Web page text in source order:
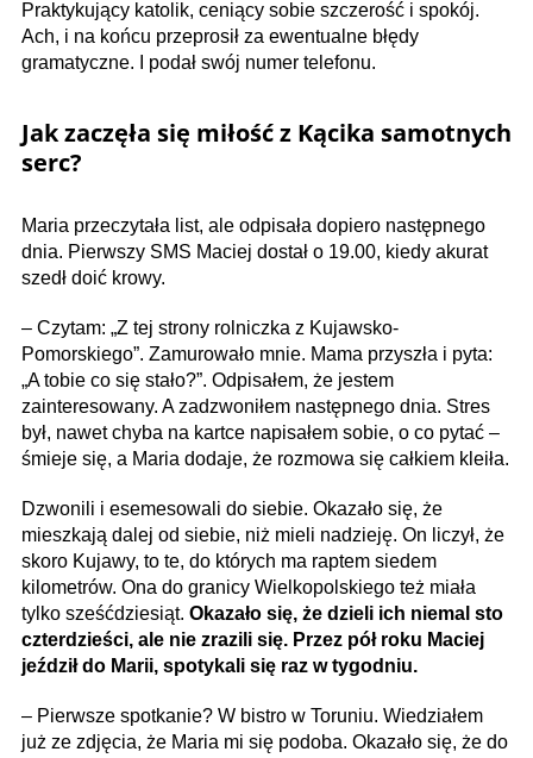
Praktykujący katolik, ceniący sobie szczerość i spokój.
Ach, i na końcu przeprosił za ewentualne błędy
gramatyczne. I podał swój numer telefonu.
Jak zaczęła się miłość z Kącika samotnych
serc?
Maria przeczytała list, ale odpisała dopiero następnego
dnia. Pierwszy SMS Maciej dostał o 19.00, kiedy akurat
szedł doić krowy.
– Czytam: „Z tej strony rolniczka z Kujawsko-
Pomorskiego”. Zamurowało mnie. Mama przyszła i pyta:
„A tobie co się stało?”. Odpisałem, że jestem
zainteresowany. A zadzwoniłem następnego dnia. Stres
był, nawet chyba na kartce napisałem sobie, o co pytać –
śmieje się, a Maria dodaje, że rozmowa się całkiem kleiła.
Dzwonili i esemesowali do siebie. Okazało się, że
mieszkają dalej od siebie, niż mieli nadzieję. On liczył, że
skoro Kujawy, to te, do których ma raptem siedem
kilometrów. Ona do granicy Wielkopolskiego też miała
tylko sześćdziesiąt. Okazało się, że dzieli ich niemal sto
czterdzieści, ale nie zrazili się. Przez pół roku Maciej
jeździł do Marii, spotykali się raz w tygodniu.
– Pierwsze spotkanie? W bistro w Toruniu. Wiedziałem
już ze zdjęcia, że Maria mi się podoba. Okazało się, że do